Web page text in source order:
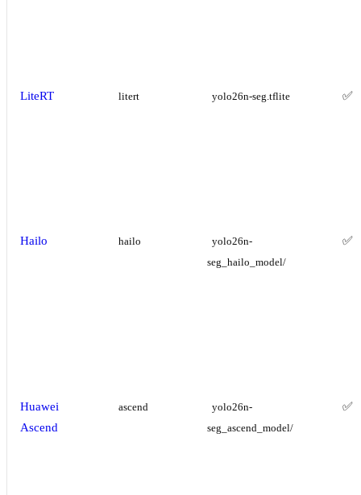
LiteRT litert yolo26n-seg.tflite ✅
Hailo hailo
yolo26n-
seg_hailo_model/
✅
Huawei
Ascend
ascend
yolo26n-
seg_ascend_model/
✅